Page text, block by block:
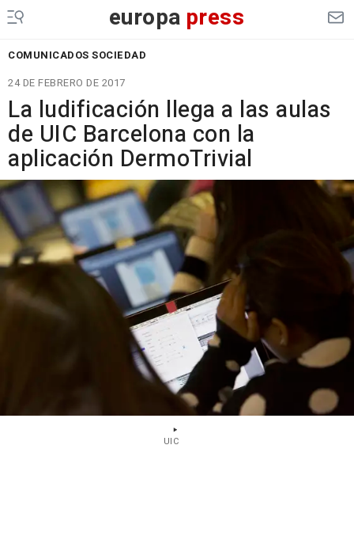
europa press
COMUNICADOS SOCIEDAD
24 DE FEBRERO DE 2017
La ludificación llega a las aulas
de UIC Barcelona con la
aplicación DermoTrivial
UIC